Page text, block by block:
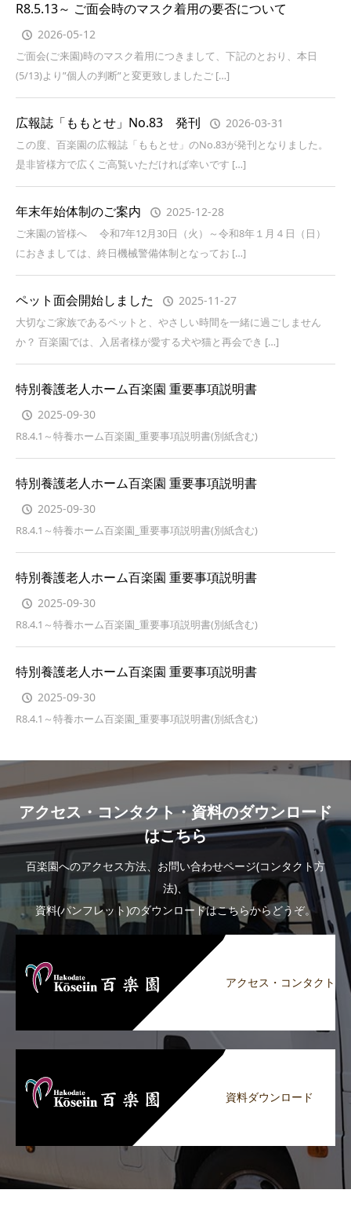
R8.5.13～ ご面会時のマスク着用の要否について
2026-05-12
ご面会(ご来園)時のマスク着用につきまして、下記のとおり、本日
(5/13)より”個人の判断”と変更致しましたご […]
広報誌「ももとせ」No.83 発刊 2026-03-31
この度、百楽園の広報誌「ももとせ」のNo.83が発刊となりました。
是非皆様方で広くご高覧いただければ幸いです […]
年末年始体制のご案内 2025-12-28
ご来園の皆様へ 令和7年12月30日（火）～令和8年１月４日（日）
におきましては、終日機械警備体制となってお […]
ペット面会開始しました 2025-11-27
大切なご家族であるペットと、やさしい時間を一緒に過ごしません
か？ 百楽園では、入居者様が愛する犬や猫と再会でき […]
特別養護老人ホーム百楽園 重要事項説明書
2025-09-30
R8.4.1～特養ホーム百楽園_重要事項説明書(別紙含む)
特別養護老人ホーム百楽園 重要事項説明書
2025-09-30
R8.4.1～特養ホーム百楽園_重要事項説明書(別紙含む)
特別養護老人ホーム百楽園 重要事項説明書
2025-09-30
R8.4.1～特養ホーム百楽園_重要事項説明書(別紙含む)
特別養護老人ホーム百楽園 重要事項説明書
2025-09-30
R8.4.1～特養ホーム百楽園_重要事項説明書(別紙含む)
アクセス・コンタクト・資料のダウンロード
はこちら
百楽園へのアクセス方法、お問い合わせページ(コンタクト方
法)、
資料(パンフレット)のダウンロードはこちらからどうぞ。
アクセス・コンタクト
資料ダウンロード